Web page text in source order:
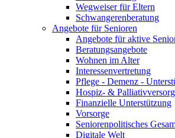
Wegweiser für Eltern
Schwangerenberatung
Angebote für Senioren
Angebote für aktive
Beratungsangebote
Wohnen im Alter
Interessenvertretung
Pflege - Demenz -
Hospiz- &
Finanzielle Unterstützung
Vorsorge
Seniorenpolitisches
Digitale Welt